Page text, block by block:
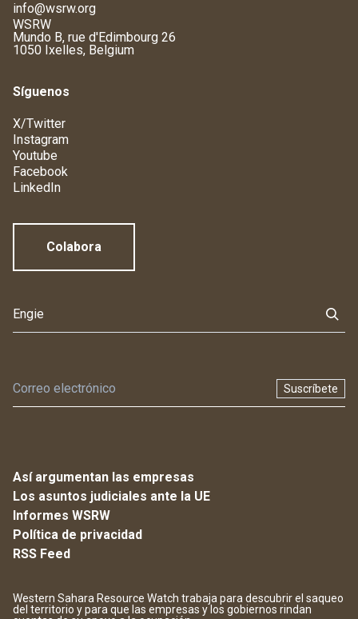
info@wsrw.org
WSRW
Mundo B, rue d'Edimbourg 26
1050 Ixelles, Belgium
Síguenos
X/Twitter
Instagram
Youtube
Facebook
LinkedIn
Colabora
Suscríbete
Así argumentan las empresas
Los asuntos judiciales ante la UE
Informes WSRW
Política de privacidad
RSS Feed
Western Sahara Resource Watch trabaja para descubrir el saqueo
del territorio y para que las empresas y los gobiernos rindan